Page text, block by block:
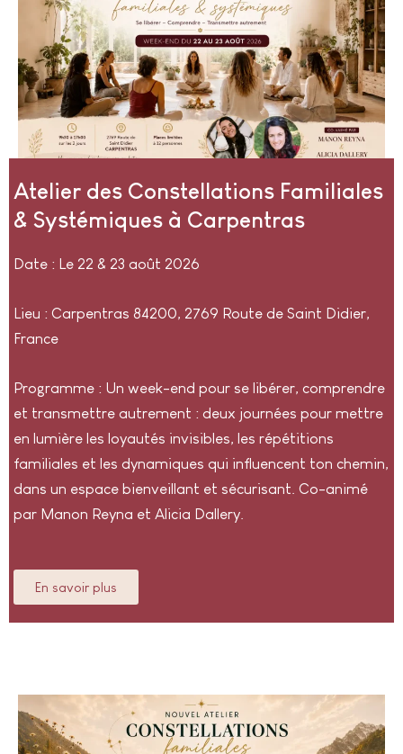
Atelier des Constellations Familiales
& Systémiques à Carpentras
Date : Le 22 & 23 août 2026
Lieu : Carpentras 84200, 2769 Route de Saint Didier,
France
Programme : Un week-end pour se libérer, comprendre
et transmettre autrement : deux journées pour mettre
en lumière les loyautés invisibles, les répétitions
familiales et les dynamiques qui influencent ton chemin,
dans un espace bienveillant et sécurisant. Co-animé
par Manon Reyna et Alicia Dallery.
En savoir plus